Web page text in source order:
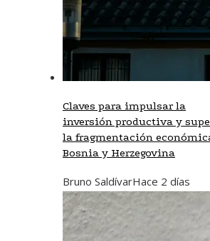
Claves para impulsar la
inversión productiva y
la fragmentación
Bosnia y Herzegovina
Bruno SaldívarHace 2 días